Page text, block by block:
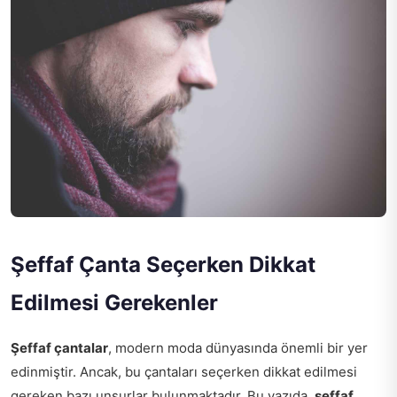
Şeffaf Çanta Seçerken Dikkat
Edilmesi Gerekenler
Şeffaf çantalar, modern moda dünyasında önemli bir yer
edinmiştir. Ancak, bu çantaları seçerken dikkat edilmesi